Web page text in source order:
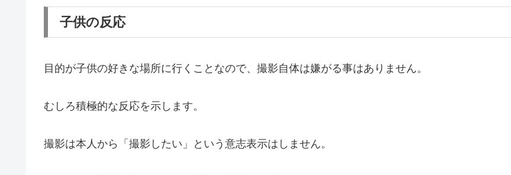
子供の反応
目的が子供の好きな場所に行くことなので、撮影自体は嫌がる事はありません。
むしろ積極的な反応を示します。
撮影は本人から「撮影したい」という意志表示はしません。